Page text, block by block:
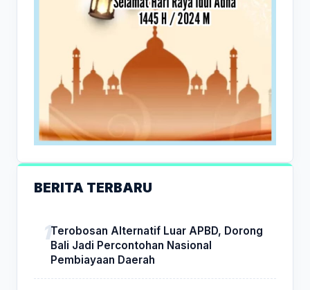
BERITA TERBARU
Terobosan Alternatif Luar APBD, Dorong
Bali Jadi Percontohan Nasional
Pembiayaan Daerah